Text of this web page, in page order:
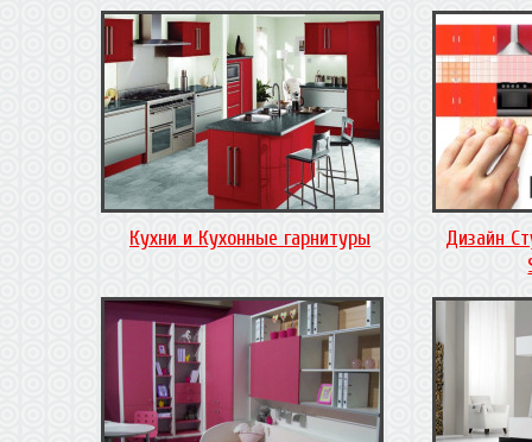
Кухни и Кухонные гарнитуры
Дизайн